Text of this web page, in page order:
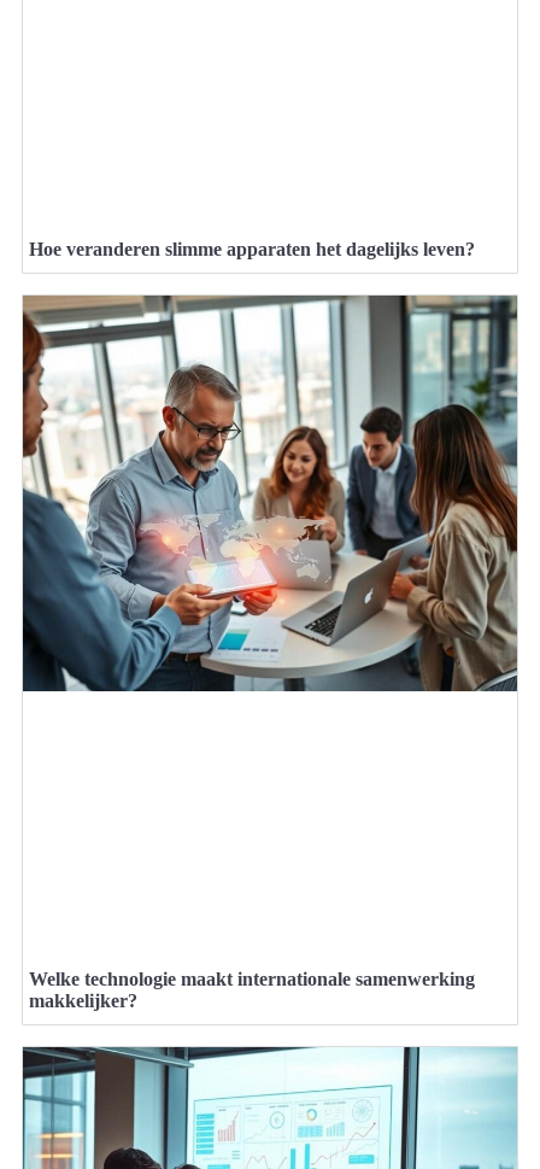
Hoe veranderen slimme apparaten het dagelijks leven?
Welke technologie maakt internationale samenwerking
makkelijker?